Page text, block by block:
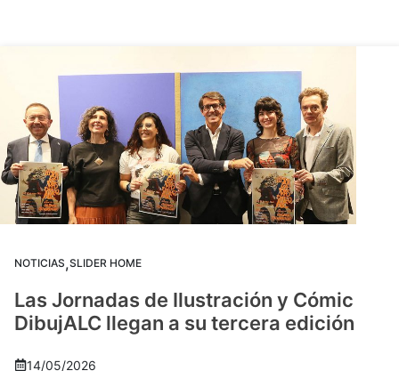
NOTICIAS,SLIDER HOME
Las Jornadas de Ilustración y Cómic
DibujALC llegan a su tercera edición
14/05/2026